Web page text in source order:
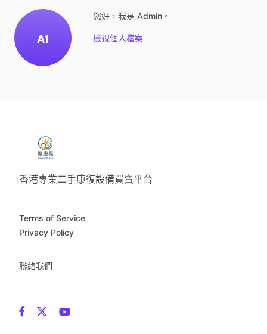
A1
您好，我是 Admin。
檢視個人檔案
香港專業二手康復設備買賣平台
Terms of Service
Privacy Policy
聯絡我們